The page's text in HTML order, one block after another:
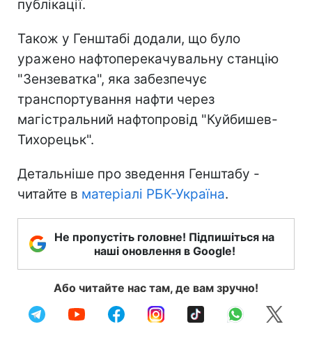
публікації.
Також у Генштабі додали, що було
уражено нафтоперекачувальну станцію
"Зензеватка", яка забезпечує
транспортування нафти через
магістральний нафтопровід "Куйбишев-
Тихорецьк".
Детальніше про зведення Генштабу -
читайте в матеріалі РБК-Україна.
Не пропустіть головне! Підпишіться на
наші оновлення в Google!
Або читайте нас там, де вам зручно!